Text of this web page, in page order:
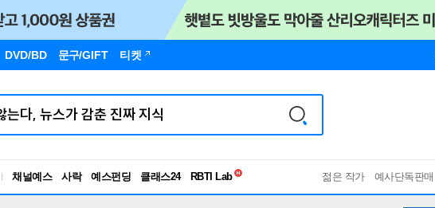
DVD/BD 문구/GIFT 티켓
채널예스 사락 예스펀딩 클래스24
RBTI Lab
독서유형검사
젊은 작가 예사단독판매